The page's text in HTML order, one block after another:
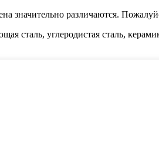
значительно различаются.
сталь, углеродистая сталь,